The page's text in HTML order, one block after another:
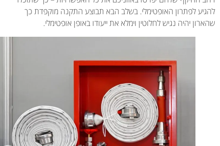
לפתרון האופטימלי. בשלב הבא תבוצע התקנה מוקפדת כך
יהיה נגיש לחלוטין וימלא את ייעודו באופן אופטימלי.